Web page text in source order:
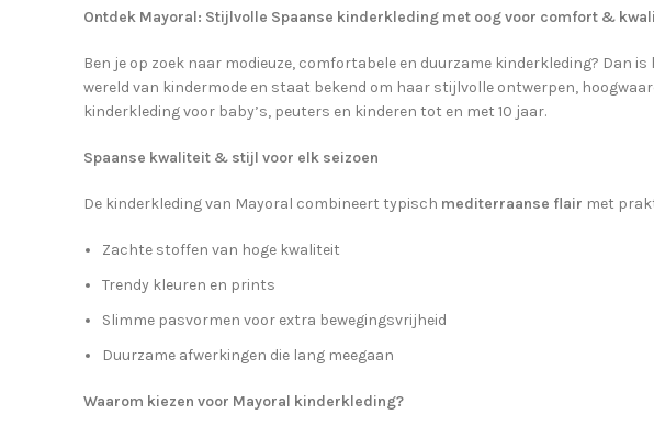
Ontdek Mayoral: Stijlvolle Spaanse kinderkleding met oog voor comfort &
Ben je op zoek naar modieuze, comfortabele en duurzame kinderkleding? Dan
wereld van kindermode en staat bekend om haar stijlvolle ontwerpen,
kinderkleding voor baby’s, peuters en kinderen tot en met 10 jaar.
Spaanse kwaliteit & stijl voor elk seizoen
De kinderkleding van Mayoral combineert typisch mediterraanse flair met
Zachte stoffen van hoge kwaliteit
Trendy kleuren en prints
Slimme pasvormen voor extra bewegingsvrijheid
Duurzame afwerkingen die lang meegaan
Waarom kiezen voor Mayoral kinderkleding?